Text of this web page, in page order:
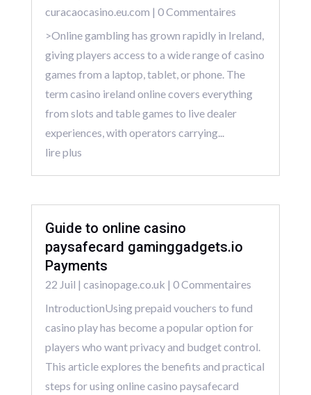
curacaocasino.eu.com | 0 Commentaires
>Online gambling has grown rapidly in Ireland,
giving players access to a wide range of casino
games from a laptop, tablet, or phone. The
term casino ireland online covers everything
from slots and table games to live dealer
experiences, with operators carrying...
lire plus
Guide to online casino
paysafecard gaminggadgets.io
Payments
22 Juil | casinopage.co.uk | 0 Commentaires
IntroductionUsing prepaid vouchers to fund
casino play has become a popular option for
players who want privacy and budget control.
This article explores the benefits and practical
steps for using online casino paysafecard